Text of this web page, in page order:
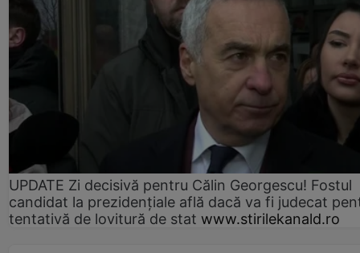
UPDATE Zi decisivă pentru Călin Georgescu! Fostul
candidat la prezidențiale află dacă va fi judecat
tentativă de lovitură de stat www.stirilekanald.ro